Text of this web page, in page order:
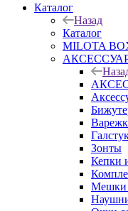
Каталог
Назад
Каталог
MILOTA
Зонты
Кепки
Мешки